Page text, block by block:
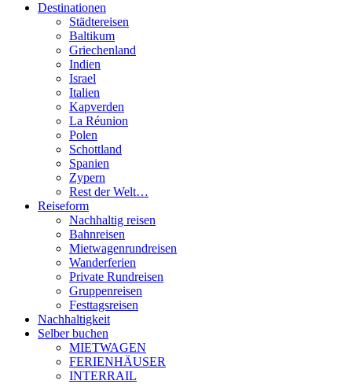
Destinationen
Städtereisen
Baltikum
Griechenland
Indien
Israel
Italien
Kapverden
La Réunion
Polen
Schottland
Spanien
Zypern
Rest der Welt…
Reiseform
Nachhaltig reisen
Bahnreisen
Mietwagenrundreisen
Wanderferien
Private Rundreisen
Gruppenreisen
Festtagsreisen
Nachhaltigkeit
Selber buchen
MIETWAGEN
FERIENHÄUSER
INTERRAIL